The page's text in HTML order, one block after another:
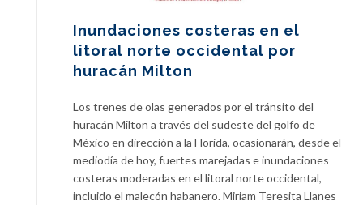
Inundaciones costeras en el
litoral norte occidental por
huracán Milton
Los trenes de olas generados por el tránsito del
huracán Milton a través del sudeste del golfo de
México en dirección a la Florida, ocasionarán, desde el
mediodía de hoy, fuertes marejadas e inundaciones
costeras moderadas en el litoral norte occidental,
incluido el malecón habanero. Miriam Teresita Llanes